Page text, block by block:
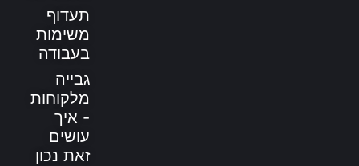
תעדוף
משימות
בעבודה
גבייה
מלקוחות
- איך
עושים
זאת נכון